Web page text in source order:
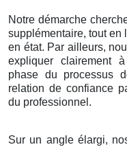
Notre démarche
supplémentaire, tout en
en état. Par ailleurs,
expliquer clairement
phase du processus
relation de confiance
du professionnel.
Sur un angle élargi,